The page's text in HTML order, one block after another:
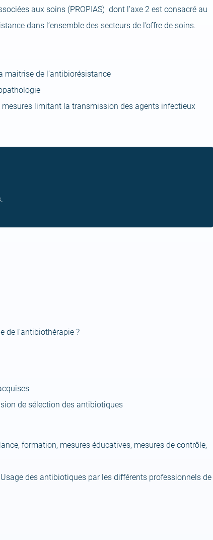
aux soins (PROPIAS) dont l’axe 2 est consacré au
dans l’ensemble des secteurs de l’offre de soins.
maitrise de l’antibiorésistance
limitant la transmission des agents infectieux
de l’antibiothérapie ?
de sélection des antibiotiques
formation, mesures éducatives, mesures de contrôle,
des antibiotiques par les différents professionnels de